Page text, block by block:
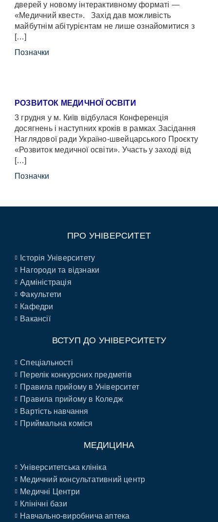
дверей у новому інтерактивному форматі —
«Медичний квест». Захід дав можливість
майбутнім абітурієнтам не лише ознайомитися з
[…]
Позначки
РОЗВИТОК МЕДИЧНОЇ ОСВІТИ
3 грудня у м. Київ відбулася Конференція
досягнень і наступних кроків в рамках Засідання
Наглядової ради Україно-швейцарського Проєкту
«Розвиток медичної освіти». Участь у заході від
[…]
Позначки
ПРО УНІВЕРСИТЕТ
Історія Університету
Нагороди та відзнаки
Адміністрація
Факультети
Кафедри
Вакансії
ВСТУП ДО УНІВЕРСИТЕТУ
Спеціальності
Перелік конкурсних предметів
Правила прийому в Університет
Правила прийому в Коледж
Вартість навчання
Приймальна коміся
МЕДИЦИНА
Університетська клініка
Медичний консультативний центр
Медичні Центри
Клінічні бази
Навчально-виробнича аптека